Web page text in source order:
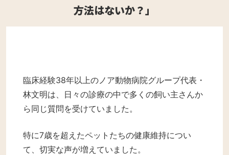
方法はないか？」
臨床経験38年以上のノア動物病院グループ代表・
林文明は、日々の診療の中で多くの飼い主さんか
ら同じ質問を受けていました。
特に7歳を超えたペットたちの健康維持につい
て、切実な声が増えていました。